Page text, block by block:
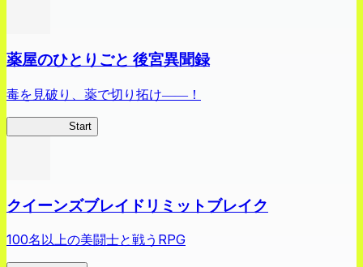
薬屋のひとりごと 後宮異聞録
毒を見破り、薬で切り拓け――！
Start
クイーンズブレイドリミットブレイク
100名以上の美闘士と戦うRPG